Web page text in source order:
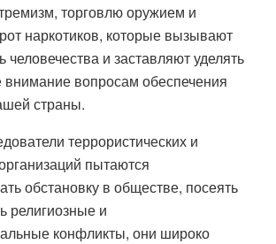
торговлю оружием и
наркотиков, которые вызывают
человечества и заставляют уделять
внимание вопросам обеспечения
страны.
террористических и
пытаются
обстановку в обществе, посеять
религиозные и
конфликты, они широко